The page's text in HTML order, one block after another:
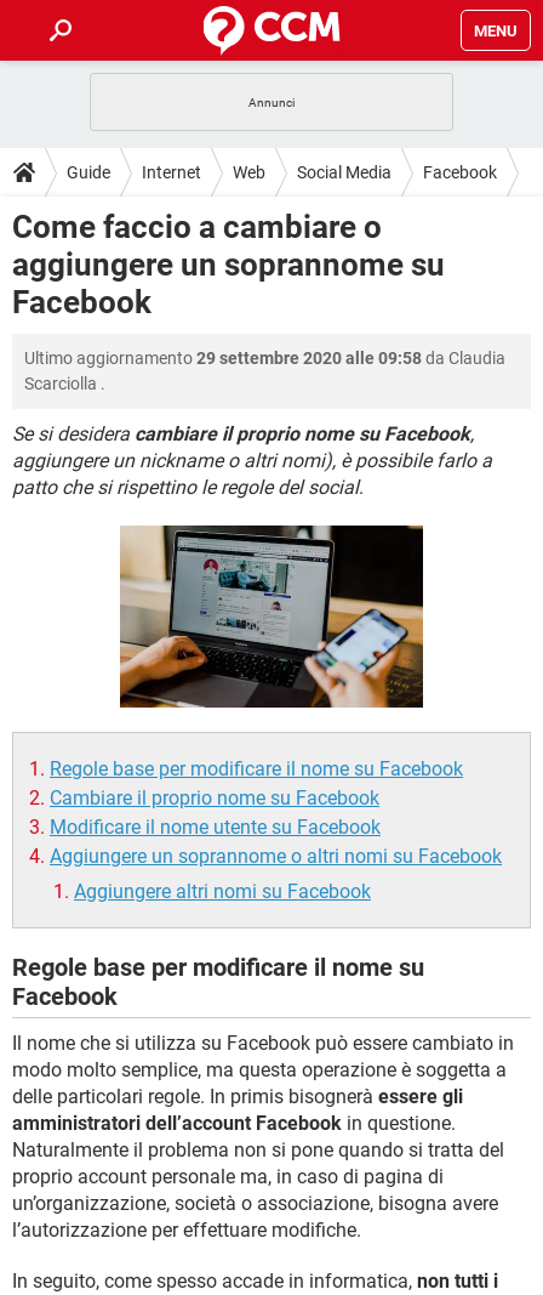
MENU
INTRATTENIMENTO ANDROID
iOS WINDOWS 10
INSTAGRAM WHATSAPP
TIKTOK
GUIDE
COVID-19
INTRATTENIMENTO ANDROID
iOS
TIKTOK FACEBOOK
DOWNLOAD
COVID-19 GAMING
INTRATTENIMENTO
INSTAGRAM
TIKTOK FACEBOOK
HARDWARE
FORUM
INTRATTENIMENTO ANDROID
WHATSAPP
TIKTOK FACEBOOK
COVID-19
INTRATTENIMENTO ANDROID
iOS WINDOWS 10
FACEBOOK
Guide Internet Web Social Media Facebook
Come faccio a cambiare o
aggiungere un soprannome su
Facebook
Ultimo aggiornamento29 settembre 2020 alle 09:58da Claudia
Scarciolla .
Se si desidera cambiare il proprio nome su Facebook,
aggiungere un nickname o altri nomi), è possibile farlo a
patto che si rispettino le regole del social.
Regole base per modificare il nome su Facebook
Cambiare il proprio nome su Facebook
Modificare il nome utente su Facebook
Aggiungere un soprannome o altri nomi su Facebook
Aggiungere altri nomi su Facebook
Regole base per modificare il nome su
Facebook
Il nome che si utilizza su Facebook può essere cambiato in
modo molto semplice, ma questa operazione è soggetta a
delle particolari regole. In primis bisognerà essere gli
amministratori dell’account Facebook in questione.
Naturalmente il problema non si pone quando si tratta del
proprio account personale ma, in caso di pagina di
un’organizzazione, società o associazione, bisogna avere
l’autorizzazione per effettuare modifiche.
In seguito, come spesso accade in informatica, non tutti i